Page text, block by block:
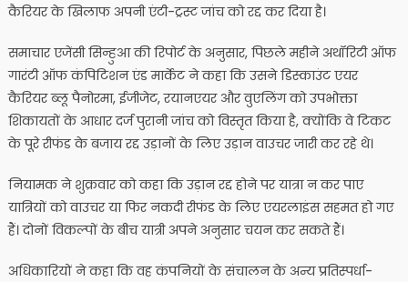
कैरियर के खिलाफ अपनी एंटी-ट्रस्ट जांच को रद्द कर दिया है।
समाचार एजेंसी सिन्हुआ की रिपोर्ट के अनुसार, पिछले महीने अथॉरिटी ऑफ
गारंटी ऑफ कंपिटिशन एंड मार्केट ने कहा कि उसने डिस्काउंट एयर
कैरियर ब्लू पैनोरमा, ईजीजेट, रयानएयर और वुएलिंग को उपभोक्ता
शिकायतों के आधार दर्ज पुरानी जांच को विस्तृत किया है, क्योंकि वे टिकट
के पूरे रीफंड के बजाय रद्द उड़ानों के लिए उड़ान वाउचर जारी कर रहे थे।
नियामक ने शुक्रवार को कहा कि उड़ान रद्द होने पर यात्रा न कर पाए
यात्रियों को वाउचर या फिर नकदी रीफंड के लिए एयरलाइंस सहमत हो गए
हैं। दोनों विकल्पों के बीच यात्री अपने अनुसार चयन कर सकते हैं।
अधिकारियों ने कहा कि वह कंपनियों के संचालन के अन्य प्रतिस्पर्धा-